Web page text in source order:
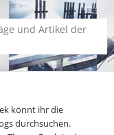
und Artikel der
könnt ihr die
durchsuchen.